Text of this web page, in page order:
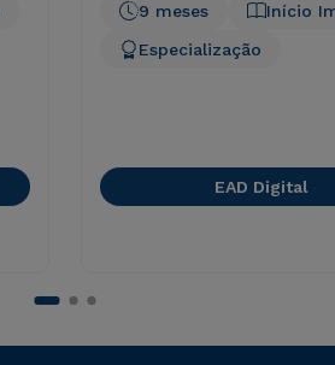
Início
9 meses
Especialização
EAD Digital